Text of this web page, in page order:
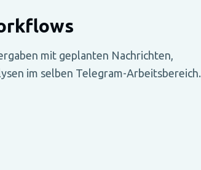
mit geplanten Nachrichten,
im selben Telegram-Arbeitsbereich.